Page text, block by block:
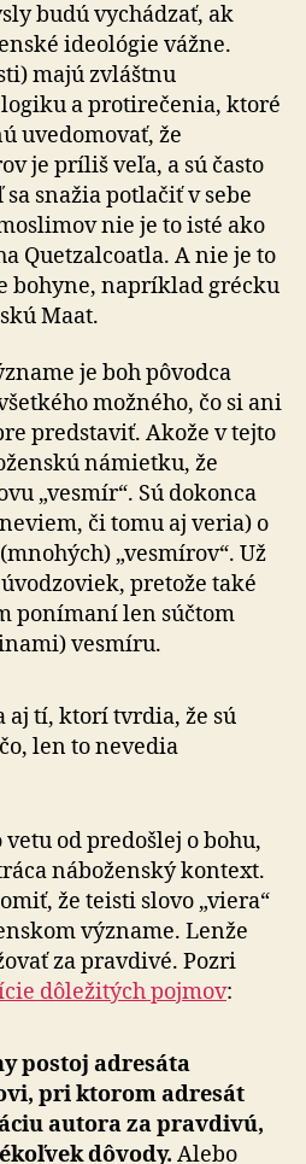
budú vychádzať, ak
ideológie vážne.
majú zvláštnu
a protirečenia, ktoré
uvedomovať, že
je príliš veľa, a sú často
snažia potlačiť v sebe
nie je to isté ako
Quetzalcoatla. A nie je to
bohyne, napríklad grécku
Maat.
je boh pôvodca
možného, čo si ani
predstaviť. Akože v tejto
námietku, že
„vesmír“. Sú dokonca
či tomu aj veria) o
„vesmírov“. Už
pretože také
ponímaní len súčtom
vesmíru.
aj tí, ktorí tvrdia, že sú
len to nevedia
od predošlej o bohu,
náboženský kontext.
že teisti slovo „viera“
význame. Lenže
za pravdivé. Pozri
dôležitých pojmov:
postoj adresáta
pri ktorom adresát
autora za pravdivú,
dôvody. Alebo